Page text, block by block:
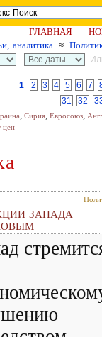
ГЛАВНАЯ
аналитика ≈
1
2 3 4 5 6 7
31
32
, Сирия, Евросоюз,
цен
ЗАПАДА